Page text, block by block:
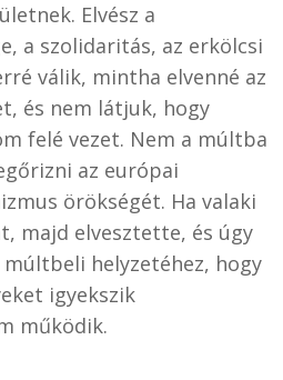
Elvész a
a szolidaritás, az erkölcsi
válik, mintha elvenné az
és nem látjuk, hogy
felé vezet. Nem a múltba
az európai
örökségét. Ha valaki
majd elvesztette, és úgy
helyzetéhez, hogy
igyekszik
működik.